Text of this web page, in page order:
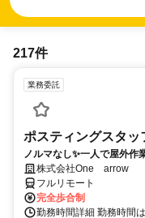
217件
業務委託
ポスティングスタッ
ノルマなし✨一人で屋外作
株式会社One arrow
フルリモート
完全歩合制
勤務時間詳細 勤務時間